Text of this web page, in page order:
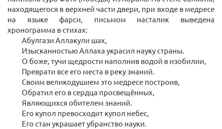
находящегося в верхней части двери, при входе в медресе
на языке фарси, письмом насталик выведена
хронограмма в стихах:
Абулгази Аллакули шах,
Изысканностью Аллаха украсил науку страны.
О боже, тучи щедрости наполнив водой в изобилии,
Преврати все его места в реку знаний.
Своим великодушием это медресе построив,
Обратил его в сердца проcвещённых,
Являющихся обителем знаний.
Его купол превосходит купол небес,
Его стан украшает убранство науки.